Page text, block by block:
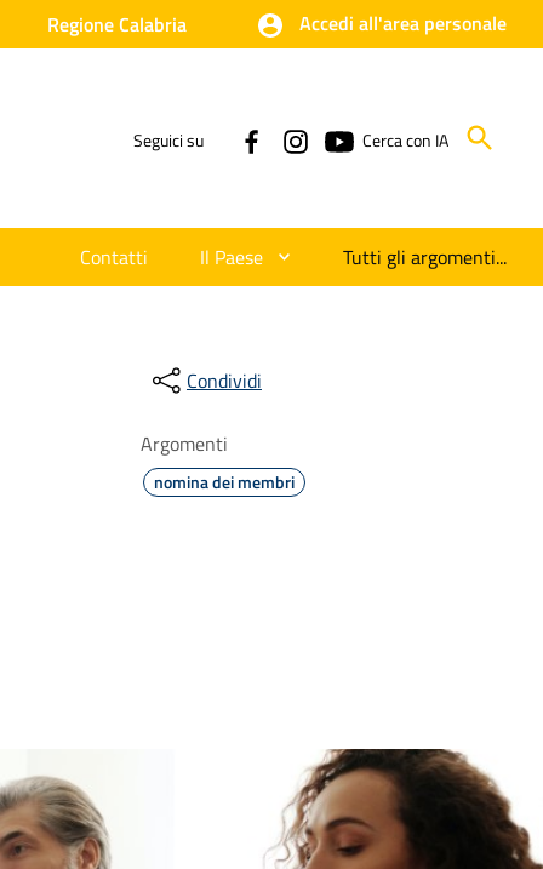
Regione Calabria Accedi all'area personale
Seguici su Cerca con IA
Contatti Il Paese Tutti gli argomenti...
Condividi
Argomenti
nomina dei membri